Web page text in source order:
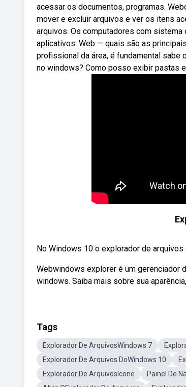
acessar os documentos, programas.
mover e excluir arquivos e ver os itens
arquivos. Os computadores com
aplicativos. Web — quais são as
profissional da área, é fundamental sabe
no windows? Como posso exibir pastas
No Windows 10 o explorador de
Webwindows explorer é um gerenciador
windows. Saiba mais sobre sua
Tags
Explorador De ArquivosWindows 7
Explorador De Arquivos DoWindows 10
Explorador De ArquivosIcone
Painel De